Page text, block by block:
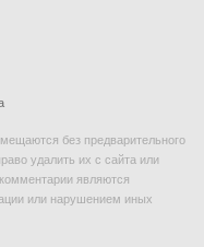
без предварительного
удалить их с сайта или
являются
или нарушением иных